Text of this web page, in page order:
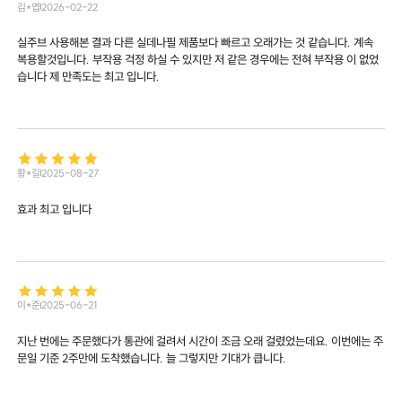
김*엽2026-02-22
실주브 사용해본 결과 다른 실데나필 제품보다 빠르고 오래가는 것 같습니다. 계속
복용할것입니다. 부작용 걱정 하실 수 있지만 저 같은 경우에는 전혀 부작용 이 없었
습니다 제 만족도는 최고 입니다.
황*길2025-08-27
효과 최고 입니다
이*준2025-06-21
지난 번에는 주문했다가 통관에 걸려서 시간이 조금 오래 걸렸었는데요. 이번에는 주
문일 기준 2주만에 도착했습니다. 늘 그렇지만 기대가 큽니다.